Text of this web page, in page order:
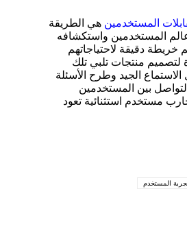
المستخدمين هي الطريقة
المستخدمين واستكشافه
دقيقة لاحتياجاتهم
لتصميم منتجات تلبي تلك
الاستماع الجيد وطرح الأسئلة
بين المستخدمين
مستخدم استثنائية تعود
المستخدم